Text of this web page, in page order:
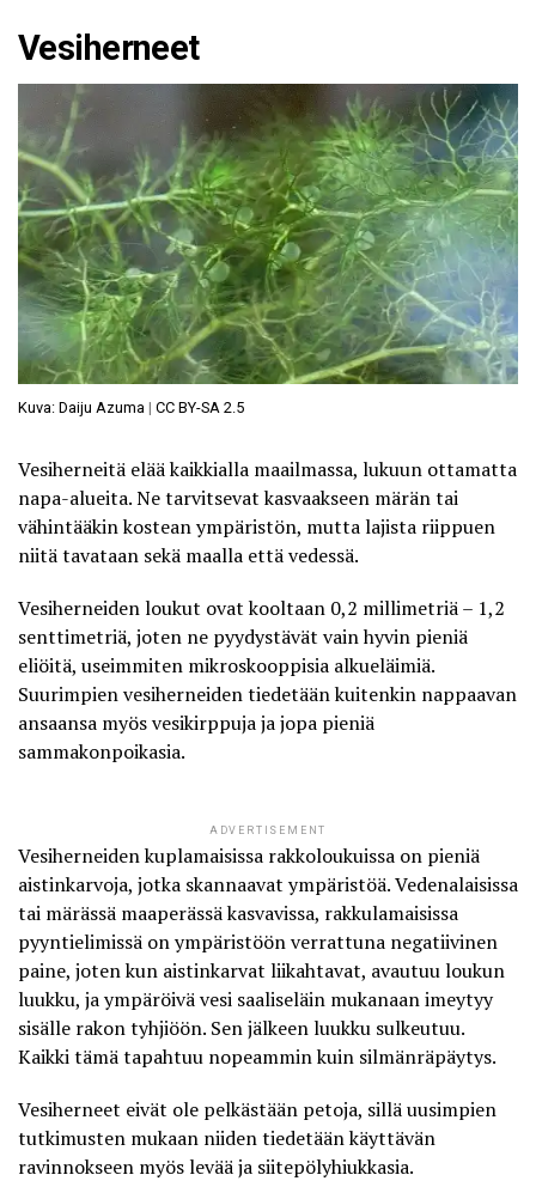
Vesiherneet
Kuva: Daiju Azuma | CC BY-SA 2.5
Vesiherneitä elää kaikkialla maailmassa, lukuun ottamatta
napa-alueita. Ne tarvitsevat kasvaakseen märän tai
vähintääkin kostean ympäristön, mutta lajista riippuen
niitä tavataan sekä maalla että vedessä.
Vesiherneiden loukut ovat kooltaan 0,2 millimetriä – 1,2
senttimetriä, joten ne pyydystävät vain hyvin pieniä
eliöitä, useimmiten mikroskooppisia alkueläimiä.
Suurimpien vesiherneiden tiedetään kuitenkin nappaavan
ansaansa myös vesikirppuja ja jopa pieniä
sammakonpoikasia.
ADVERTISEMENT
Vesiherneiden kuplamaisissa rakkoloukuissa on pieniä
aistinkarvoja, jotka skannaavat ympäristöä. Vedenalaisissa
tai märässä maaperässä kasvavissa, rakkulamaisissa
pyyntielimissä on ympäristöön verrattuna negatiivinen
paine, joten kun aistinkarvat liikahtavat, avautuu loukun
luukku, ja ympäröivä vesi saaliseläin mukanaan imeytyy
sisälle rakon tyhjiöön. Sen jälkeen luukku sulkeutuu.
Kaikki tämä tapahtuu nopeammin kuin silmänräpäytys.
Vesiherneet eivät ole pelkästään petoja, sillä uusimpien
tutkimusten mukaan niiden tiedetään käyttävän
ravinnokseen myös levää ja siitepölyhiukkasia.